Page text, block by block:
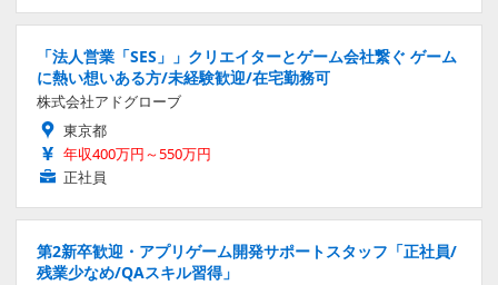
「法人営業「SES」」クリエイターとゲーム会社繋ぐ ゲーム
に熱い想いある方/未経験歓迎/在宅勤務可
株式会社アドグローブ
東京都
年収400万円～550万円
正社員
第2新卒歓迎・アプリゲーム開発サポートスタッフ「正社員/
残業少なめ/QAスキル習得」